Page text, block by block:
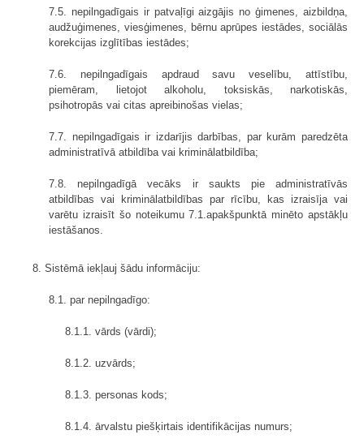
7.5. nepilngadīgais ir patvaļīgi aizgājis no ģimenes, aizbildņa,
audžuģimenes, viesģimenes, bērnu aprūpes iestādes, sociālās
korekcijas izglītības iestādes;
7.6. nepilngadīgais apdraud savu veselību, attīstību,
piemēram, lietojot alkoholu, toksiskās, narkotiskās,
psihotropās vai citas apreibinošas vielas;
7.7. nepilngadīgais ir izdarījis darbības, par kurām paredzēta
administratīvā atbildība vai kriminālatbildība;
7.8. nepilngadīgā vecāks ir saukts pie administratīvās
atbildības vai kriminālatbildības par rīcību, kas izraisīja vai
varētu izraisīt šo noteikumu 7.1.apakšpunktā minēto apstākļu
iestāšanos.
8. Sistēmā iekļauj šādu informāciju:
8.1. par nepilngadīgo:
8.1.1. vārds (vārdi);
8.1.2. uzvārds;
8.1.3. personas kods;
8.1.4. ārvalstu piešķirtais identifikācijas numurs;